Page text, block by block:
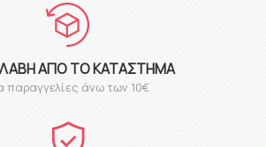
ΑΠΌ ΤΟ ΚΑΤΆΣΤΗΜΑ
παραγγελίες άνω των 10€